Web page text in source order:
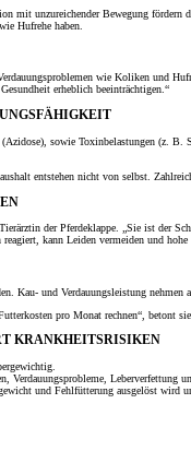
unzureichender Bewegung fördern
Hufrehe haben.
wie Koliken und
erheblich beeinträchtigen.“
sowie Toxinbelastungen (z.
entstehen nicht von selbst.
der Pferdeklappe. „Sie ist der
kann Leiden vermeiden und hohe
Kau- und Verdauungsleistung
pro Monat rechnen“,
KRANKHEITSRISIKEN
Verdauungsprobleme, Leberverfettung
und Fehlfütterung ausgelöst wird